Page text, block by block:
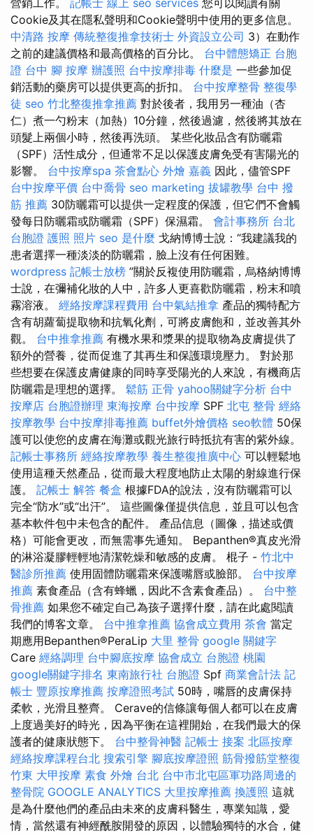
營銷工作。 記帳士 線上 seo services 您可以閱讀有關
Cookie及其在隱私聲明和Cookie聲明中使用的更多信息。
中清路 按摩 傳統整復推拿技術士 外資設立公司 3）在動作
之前的建議價格和最高價格的百分比。 台中體態矯正 台胞
證 台中 腳 按摩 辦護照 台中按摩排毒 什麼是 一些參加促
銷活動的藥房可以提供更高的折扣。 台中按摩整骨 整復學
徒 seo 竹北整復推拿推薦 對於後者，我用另一種油（杏
仁）煮一勺粉末（加熱）10分鐘，然後過濾，然後將其放在
頭髮上兩個小時，然後再洗頭。 某些化妝品含有防曬霜
（SPF）活性成分，但通常不足以保護皮膚免受有害陽光的
影響。 台中按摩spa 茶會點心 外燴 嘉義 因此，儘管SPF
台中按摩平價 台中喬骨 seo marketing 拔罐教學 台中 撥
筋 推薦 30防曬霜可以提供一定程度的保護，但它們不會觸
發每日防曬霜或防曬霜（SPF）保濕霜。 會計事務所 台北
台胞證 護照 照片 seo 是什麼 戈納博博士說：“我建議我的
患者選擇一種淡淡的防曬霜，臉上沒有任何困難。
wordpress 記帳士放榜 ”關於反複使用防曬霜，烏格納博博
士說，在彌補化妝的人中，許多人更喜歡防曬霜，粉末和噴
霧溶液。 經絡按摩課程費用 台中氣結推拿 產品的獨特配方
含有胡蘿蔔提取物和抗氧化劑，可將皮膚飽和，並改善其外
觀。 台中推拿推薦 有機水果和漿果的提取物為皮膚提供了
額外的營養，從而促進了其再生和保護環境壓力。 對於那
些想要在保護皮膚健康的同時享受陽光的人來說，有機商店
防曬霜是理想的選擇。 鬆筋 正骨 yahoo關鍵字分析 台中
按摩店 台胞證辦理 東海按摩 台中按摩 SPF 北屯 整骨 經絡
按摩教學 台中按摩排毒推薦 buffet外燴價格 seo軟體 50保
護可以使您的皮膚在海灘或觀光旅行時抵抗有害的紫外線。
記帳士事務所 經絡按摩教學 養生整復推廣中心 可以輕鬆地
使用這種天然產品，從而最大程度地防止太陽的射線進行保
護。 記帳士 解答 餐盒 根據FDA的說法，沒有防曬霜可以
完全“防水”或“出汗”。 這些圖像僅提供信息，並且可以包含
基本軟件包中未包含的配件。 產品信息（圖像，描述或價
格）可能會更改，而無需事先通知。 Bepanthen®真皮光滑
的淋浴凝膠輕輕地清潔乾燥和敏感的皮膚。 棍子 - 竹北中
醫診所推薦 使用固體防曬霜來保護嘴唇或臉部。 台中按摩
推薦 素食產品（含有蜂蠟，因此不含素食產品）。 台中整
骨推薦 如果您不確定自己為孩子選擇什麼，請在此處閱讀
我們的博客文章。 台中推拿推薦 協會成立費用 茶會 當定
期應用Bepanthen®PeraLip 大里 整骨 google 關鍵字
Care 經絡調理 台中腳底按摩 協會成立 台胞證 桃園
google關鍵字排名 東南旅行社 台胞證 Spf 商業會計法 記
帳士 豐原按摩推薦 按摩證照考試 50時，嘴唇的皮膚保持
柔軟，光滑且整齊。 Cerave的信條讓每個人都可以在皮膚
上度過美好的時光，因為平衡在這裡開始，在我們最大的保
護者的健康狀態下。 台中整骨神醫 記帳士 接案 北區按摩
經絡按摩課程台北 搜索引擎 腳底按摩證照 筋骨撥筋堂整復
竹東 大甲按摩 素食 外燴 台北 台中市北屯區軍功路周邊的
整骨院 GOOGLE ANALYTICS 大里按摩推薦 換護照 這就
是為什麼他們的產品由未來的皮膚科醫生，專業知識，愛
情，當然還有神經酰胺開發的原因，以體驗獨特的水合，健